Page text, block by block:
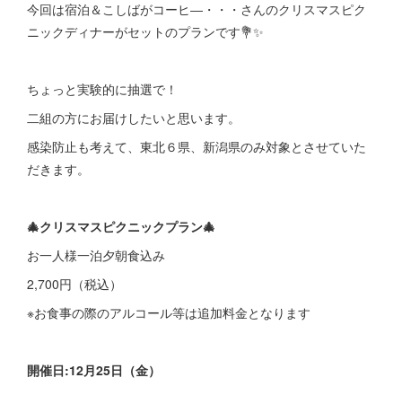
今回は宿泊＆こしばがコーヒ―・・・さんのクリスマスピク
ニックディナーがセットのプランです💐✨
ちょっと実験的に抽選で！
二組の方にお届けしたいと思います。
感染防止も考えて、東北６県、新潟県のみ対象とさせていた
だきます。
🎄クリスマスピクニックプラン🎄
お一人様一泊夕朝食込み
2,700円（税込）
※お食事の際のアルコール等は追加料金となります
開催日:12月25日（金）